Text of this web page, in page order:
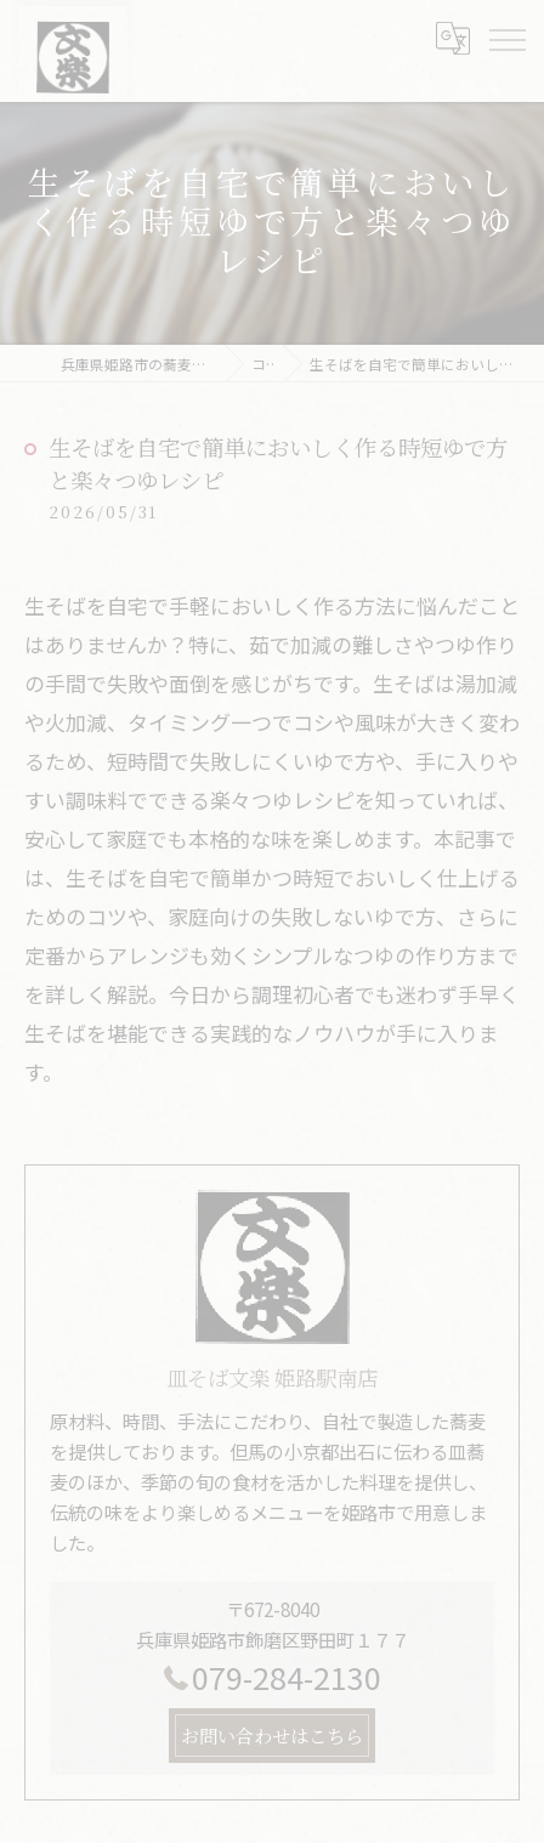
生そばを自宅で簡単においし
く作る時短ゆで方と楽々つゆ
レシピ
兵庫県姫路市の蕎麦なら文楽皿そば 姫路駅南店 コラム 生そばを自宅で簡単においしく作る時短ゆで方と楽々つゆレシピ
生そばを自宅で簡単においしく作る時短ゆで方
と楽々つゆレシピ
2026/05/31
生そばを自宅で手軽においしく作る方法に悩んだこと
はありませんか？特に、茹で加減の難しさやつゆ作り
の手間で失敗や面倒を感じがちです。生そばは湯加減
や火加減、タイミング一つでコシや風味が大きく変わ
るため、短時間で失敗しにくいゆで方や、手に入りや
すい調味料でできる楽々つゆレシピを知っていれば、
安心して家庭でも本格的な味を楽しめます。本記事で
は、生そばを自宅で簡単かつ時短でおいしく仕上げる
ためのコツや、家庭向けの失敗しないゆで方、さらに
定番からアレンジも効くシンプルなつゆの作り方まで
を詳しく解説。今日から調理初心者でも迷わず手早く
生そばを堪能できる実践的なノウハウが手に入りま
す。
皿そば文楽 姫路駅南店
原材料、時間、手法にこだわり、自社で製造した蕎麦
を提供しております。但馬の小京都出石に伝わる皿蕎
麦のほか、季節の旬の食材を活かした料理を提供し、
伝統の味をより楽しめるメニューを姫路市で用意しま
した。
〒672-8040
兵庫県姫路市飾磨区野田町１７７
079-284-2130
お問い合わせはこちら